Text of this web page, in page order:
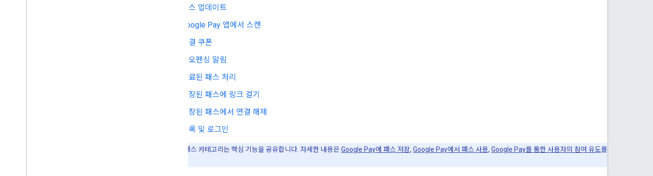
패스 업데이트
Google Pay 앱에서 스캔
연결 쿠폰
지오펜싱 알림
만료된 패스 처리
저장된 패스에 링크 걸기
저장된 패스에서 연결 해제
등록 및 로그인
모든 패스 카테고리는 핵심 기능을 공유합니다. 자세한 내용은Google Pay에 패스 저장, Google Pay에서 패스 사용, Google Pay를 통한 사용자의 참여 유도를